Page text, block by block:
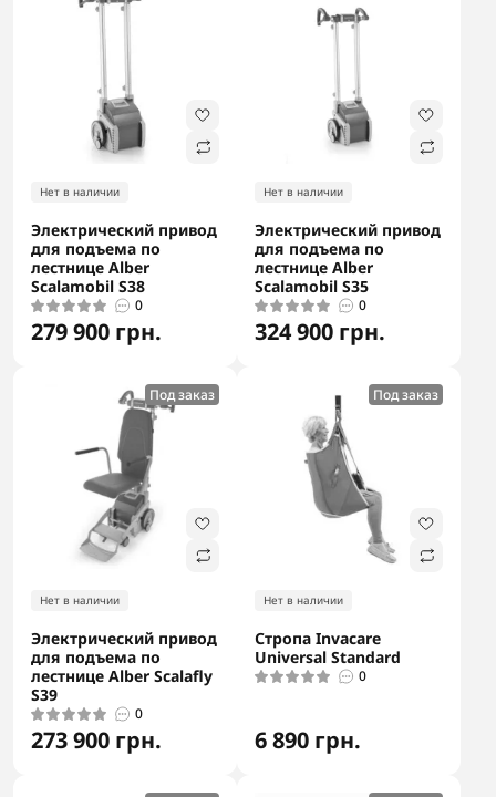
Нет в наличии
Электрический привод
для подъема по
лестнице Alber
Scalamobil S38
0
279 900 грн.
Нет в наличии
Электрический привод
для подъема по
лестнице Alber
Scalamobil S35
0
324 900 грн.
Под заказ
Нет в наличии
Электрический привод
для подъема по
лестнице Alber Scalafly
S39
0
273 900 грн.
Под заказ
Нет в наличии
Стропа Invacare
Universal Standard
0
6 890 грн.